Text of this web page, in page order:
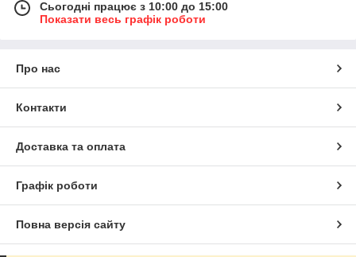
Сьогодні працює з 10:00 до 15:00
Показати весь графік роботи
Про нас
Контакти
Доставка та оплата
Графік роботи
Повна версія сайту